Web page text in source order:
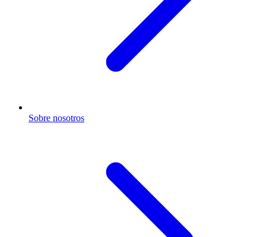
Sobre nosotros